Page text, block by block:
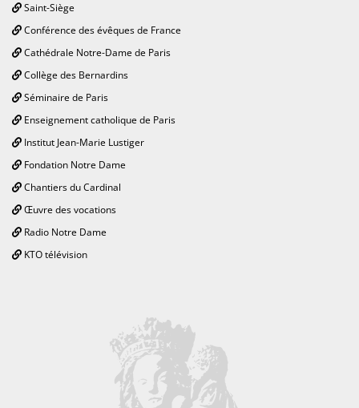
Saint-Siège
Conférence des évêques de France
Cathédrale Notre-Dame de Paris
Collège des Bernardins
Séminaire de Paris
Enseignement catholique de Paris
Institut Jean-Marie Lustiger
Fondation Notre Dame
Chantiers du Cardinal
Œuvre des vocations
Radio Notre Dame
KTO télévision